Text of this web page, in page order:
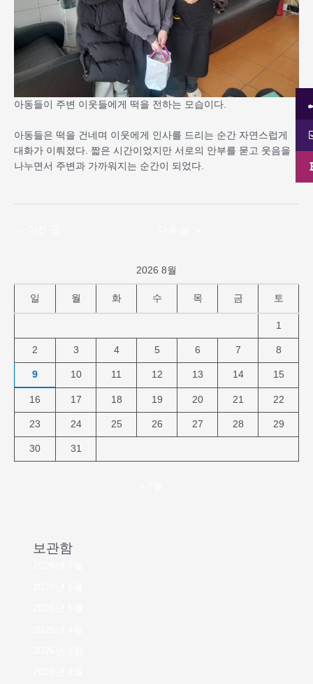
아동들이 주변 이웃들에게 떡을 전하는 모습이다.
아동들은 떡을 건네며 이웃에게 인사를 드리는 순간 자연스럽게
대화가 이뤄졌다. 짧은 시간이었지만 서로의 안부를 묻고 웃음을
나누면서 주변과 가까워지는 순간이 되었다.
2026 8월
일 월 화 수 목 금 토
1
2 3 4 5 6 7 8
9 10 11 12 13 14 15
16 17 18 19 20 21 22
23 24 25 26 27 28 29
30 31
보관함